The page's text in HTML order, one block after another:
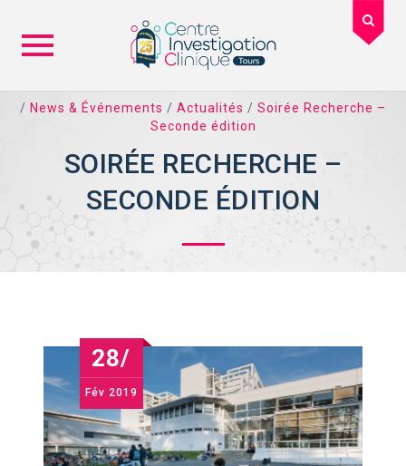
Skip
/ News & Événements / Actualités / Soirée Recherche –
Seconde édition
SOIRÉE RECHERCHE –
SECONDE ÉDITION
28/
Fév 2019